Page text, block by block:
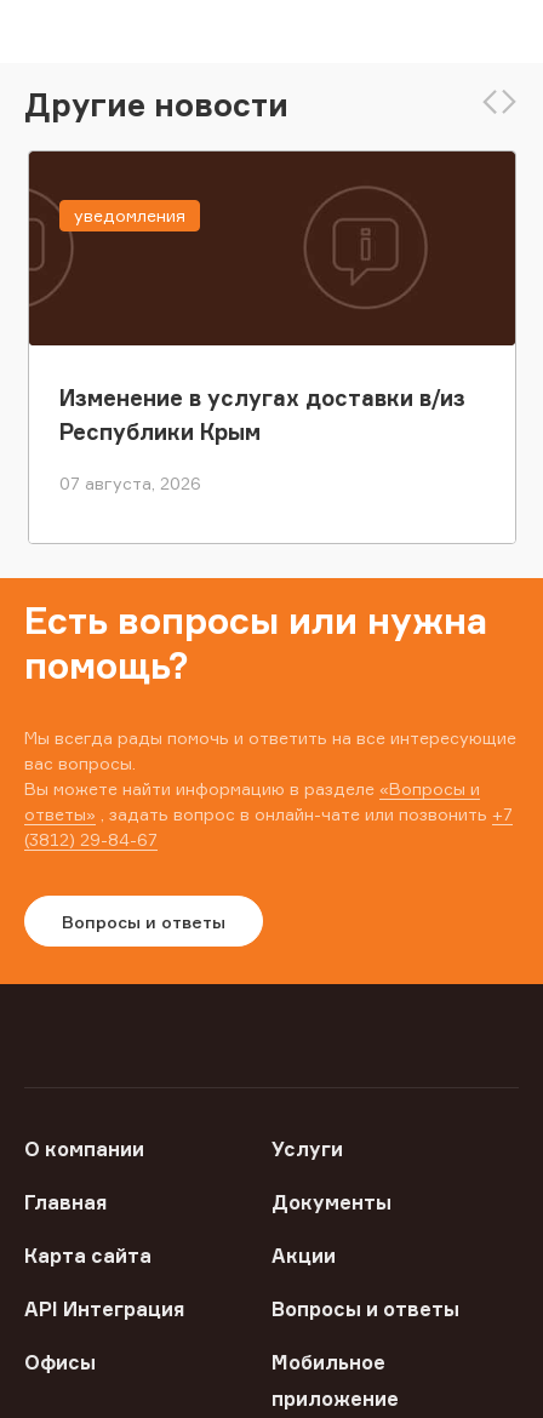
Другие новости
Изменение в услугах доставки в/из
Республики Крым
07 августа, 2026
уведомления
Есть вопросы или нужна
помощь?
Мы всегда рады помочь и ответить на все интересующие
вас вопросы.
Вы можете найти информацию в разделе «Вопросы и
ответы» , задать вопрос в онлайн-чате или позвонить +7
(3812) 29-84-67
Вопросы и ответы
О компании Услуги
Главная Документы
Карта сайта Акции
API Интеграция Вопросы и ответы
Офисы
Мобильное
приложение